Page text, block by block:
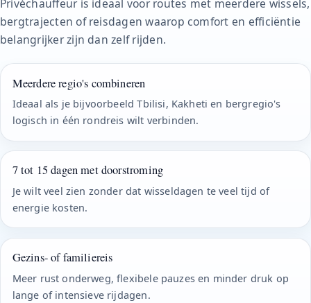
Privéchauffeur is ideaal voor routes met meerdere wissels,
bergtrajecten of reisdagen waarop comfort en efficiëntie
belangrijker zijn dan zelf rijden.
Meerdere regio's combineren
Ideaal als je bijvoorbeeld Tbilisi, Kakheti en bergregio's
logisch in één rondreis wilt verbinden.
7 tot 15 dagen met doorstroming
Je wilt veel zien zonder dat wisseldagen te veel tijd of
energie kosten.
Gezins- of familiereis
Meer rust onderweg, flexibele pauzes en minder druk op
lange of intensieve rijdagen.